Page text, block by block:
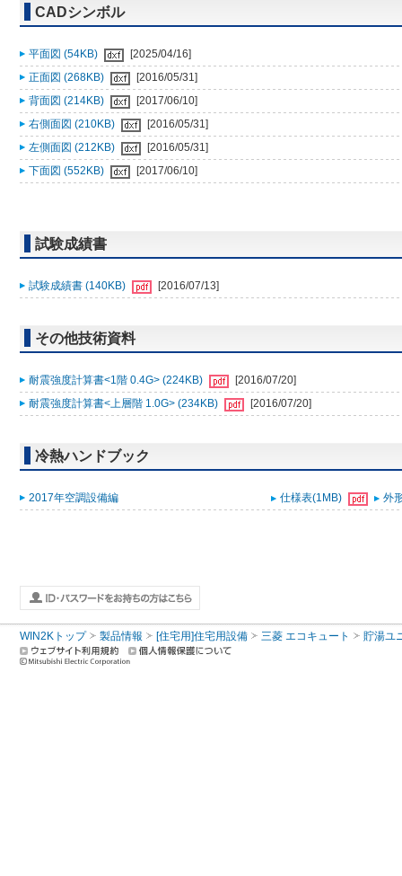
CADシンボル
平面図 (54KB)
[2025/04/16]
正面図 (268KB)
[2016/05/31]
背面図 (214KB)
[2017/06/10]
右側面図 (210KB)
[2016/05/31]
左側面図 (212KB)
[2016/05/31]
下面図 (552KB)
[2017/06/10]
試験成績書
試験成績書 (140KB) [2016/07/13]
その他技術資料
耐震強度計算書<1階 0.4G> (224KB)
[2016/07/20]
耐震強度計算書<上層階 1.0G> (234KB)
[2016/07/20]
冷熱ハンドブック
2017年空調設備編 仕様表(1MB) 外
WIN2Kトップ 製品情報 [住宅用]住宅用設備 三菱 エコキュート 貯湯ユ